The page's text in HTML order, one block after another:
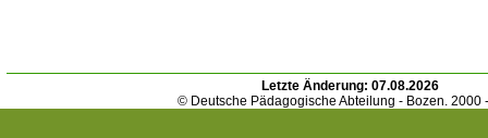
Letzte Änderung: 07.08.2026
© Deutsche Pädagogische Abteilung - Bozen. 2000